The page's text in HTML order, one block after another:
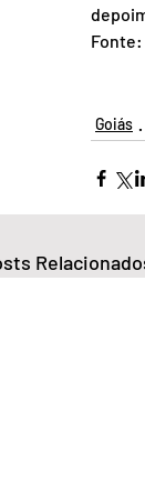
Fonte:
Goiás